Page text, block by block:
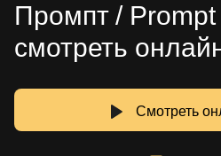
Промпт / Prompt
смотреть
Смотреть